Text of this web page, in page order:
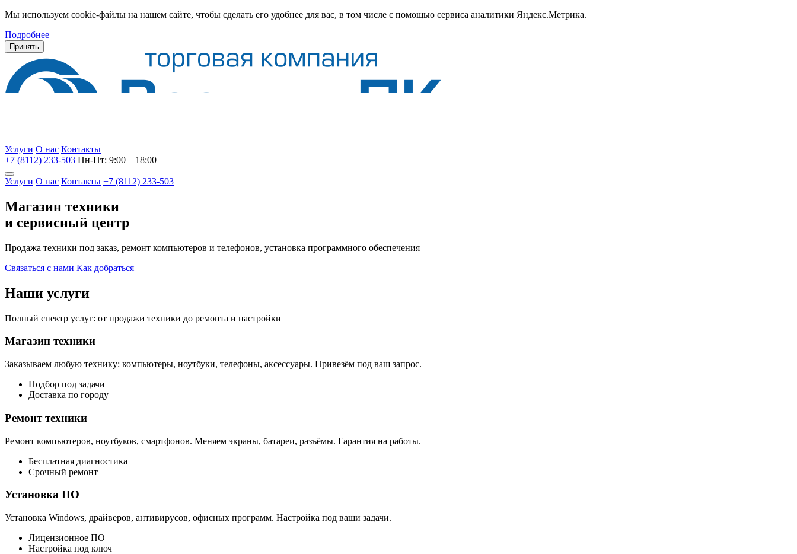
Мы используем cookie-файлы на нашем сайте, чтобы сделать его удобнее для вас, в том числе с помощью сервиса аналитики Яндекс.Метрика.
Подробнее
Принять
Услуги О нас Контакты
+7 (8112) 233-503 Пн-Пт: 9:00 – 18:00
Услуги О нас Контакты +7 (8112) 233-503
Магазин техники
и сервисный центр
Продажа техники под заказ, ремонт компьютеров и телефонов, установка программного обеспечения
Связаться с нами Как добраться
Наши услуги
Полный спектр услуг: от продажи техники до ремонта и настройки
Магазин техники
Заказываем любую технику: компьютеры, ноутбуки, телефоны, аксессуары. Привезём под ваш запрос.
Подбор под задачи
Доставка по городу
Ремонт техники
Ремонт компьютеров, ноутбуков, смартфонов. Меняем экраны, батареи, разъёмы. Гарантия на работы.
Бесплатная диагностика
Срочный ремонт
Установка ПО
Установка Windows, драйверов, антивирусов, офисных программ. Настройка под ваши задачи.
Лицензионное ПО
Настройка под ключ